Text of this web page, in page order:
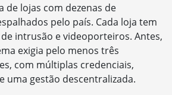
de lojas com dezenas de
pelo país. Cada loja tem
intrusão e videoporteiros. Antes,
exigia pelo menos três
com múltiplas credenciais,
uma gestão descentralizada.